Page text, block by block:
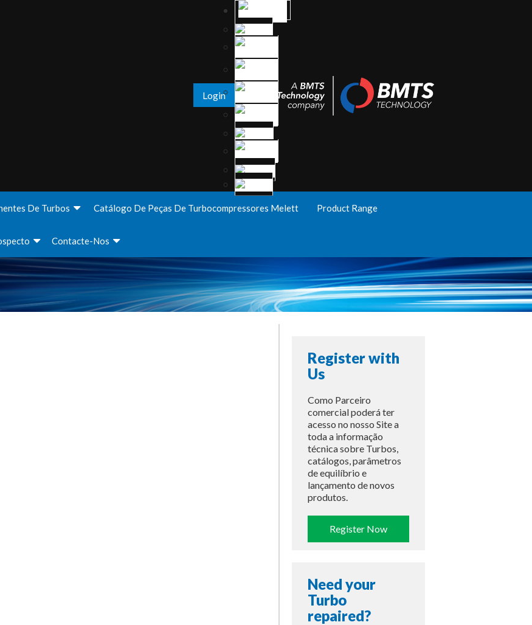
Login
De Turbos Catálogo De Peças De Turbocompressores Melett Product Range
Contacte-Nos
Register with
Us
Como Parceiro
comercial poderá ter
acesso no nosso Site a
toda a informação
técnica sobre Turbos,
catálogos, parâmetros
de equilíbrio e
lançamento de novos
produtos.
Register Now
Need your
Turbo
repaired?